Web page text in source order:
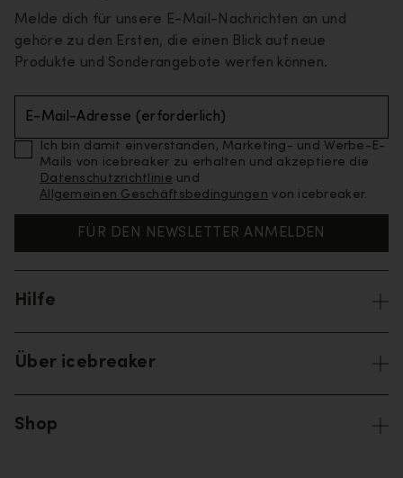
Melde dich für unsere E-Mail-Nachrichten an und
gehöre zu den Ersten, die einen Blick auf neue
Produkte und Sonderangebote werfen können.
E-Mail-Adresse (erforderlich)
Ich bin damit einverstanden, Marketing- und Werbe-E-
Mails von icebreaker zu erhalten und akzeptiere die
Datenschutzrichtlinie und
Allgemeinen Geschäftsbedingungen von icebreaker.
FÜR DEN NEWSLETTER ANMELDEN
Hilfe
Über icebreaker
Shop